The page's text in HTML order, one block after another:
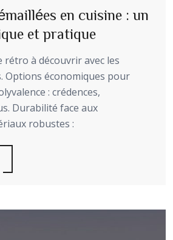
en cuisine : un
et pratique
rétro à découvrir avec les
Options économiques pour
: crédences,
Durabilité face aux
robustes :